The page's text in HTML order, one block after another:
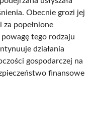
Obecnie grozi jej
popełnione
tego rodzaju
działania
gospodarczej na
finansowe